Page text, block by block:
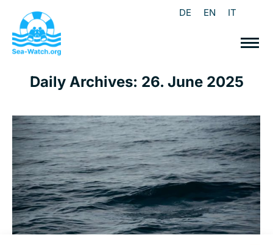
DE EN IT
Daily Archives: 26. June 2025